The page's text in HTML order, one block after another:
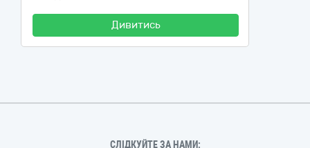
Дивитись
СЛІДКУЙТЕ ЗА НАМИ: